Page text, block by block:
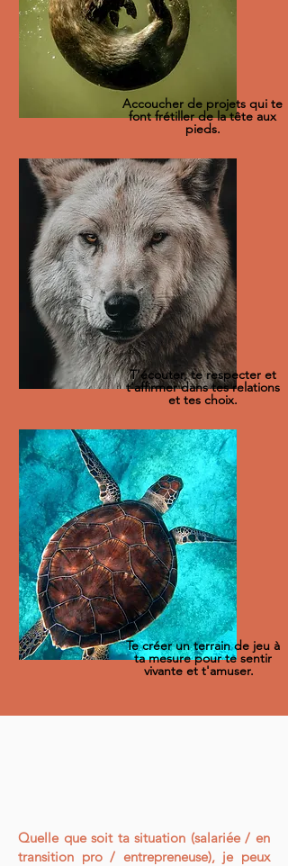
Accoucher de projets qui te
font frétiller de la tête aux
pieds.
T'écouter, te respecter et
t'affirmer dans tes relations
et tes choix.
Te créer un terrain de jeu à
ta mesure pour te sentir
vivante et t'amuser.
Quelle que soit ta situation (salariée / en
transition pro / entrepreneuse), je peux